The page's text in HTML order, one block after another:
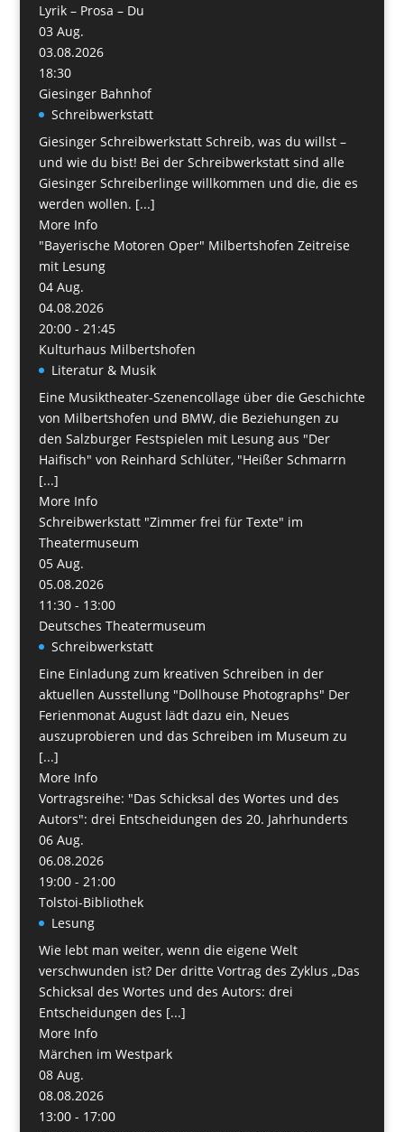
Lyrik – Prosa – Du
03 Aug.
03.08.2026
18:30
Giesinger Bahnhof
Schreibwerkstatt
Giesinger Schreibwerkstatt Schreib, was du willst –
und wie du bist! Bei der Schreibwerkstatt sind alle
Giesinger Schreiberlinge willkommen und die, die es
werden wollen. [...]
More Info
"Bayerische Motoren Oper" Milbertshofen Zeitreise
mit Lesung
04 Aug.
04.08.2026
20:00 - 21:45
Kulturhaus Milbertshofen
Literatur & Musik
Eine Musiktheater-Szenencollage über die Geschichte
von Milbertshofen und BMW, die Beziehungen zu
den Salzburger Festspielen mit Lesung aus "Der
Haifisch" von Reinhard Schlüter, "Heißer Schmarrn
[...]
More Info
Schreibwerkstatt "Zimmer frei für Texte" im
Theatermuseum
05 Aug.
05.08.2026
11:30 - 13:00
Deutsches Theatermuseum
Schreibwerkstatt
Eine Einladung zum kreativen Schreiben in der
aktuellen Ausstellung "Dollhouse Photographs" Der
Ferienmonat August lädt dazu ein, Neues
auszuprobieren und das Schreiben im Museum zu
[...]
More Info
Vortragsreihe: "Das Schicksal des Wortes und des
Autors": drei Entscheidungen des 20. Jahrhunderts
06 Aug.
06.08.2026
19:00 - 21:00
Tolstoi-Bibliothek
Lesung
Wie lebt man weiter, wenn die eigene Welt
verschwunden ist? Der dritte Vortrag des Zyklus „Das
Schicksal des Wortes und des Autors: drei
Entscheidungen des [...]
More Info
Märchen im Westpark
08 Aug.
08.08.2026
13:00 - 17:00